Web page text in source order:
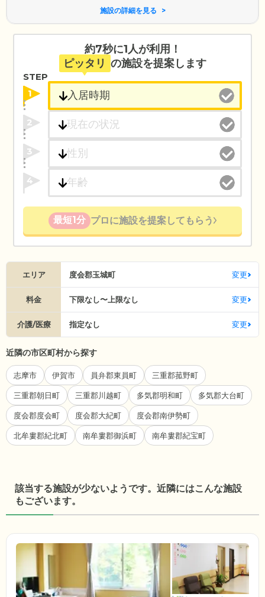
施設の詳細を見る
約7秒に1人が利用！
ピッタリ の施設を提案します
STEP
1
2
3
4
最短1分 プロに施設を提案してもらう
エリア 度会郡玉城町 変更
料金 下限なし〜上限なし 変更
介護/医療 指定なし 変更
近隣の市区町村から探す
志摩市 伊賀市 員弁郡東員町 三重郡菰野町
三重郡朝日町 三重郡川越町 多気郡明和町 多気郡大台町
度会郡度会町 度会郡大紀町 度会郡南伊勢町
北牟婁郡紀北町 南牟婁郡御浜町 南牟婁郡紀宝町
該当する施設が少ないようです。近隣にはこんな施設
もございます。